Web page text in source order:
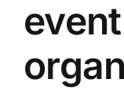
event